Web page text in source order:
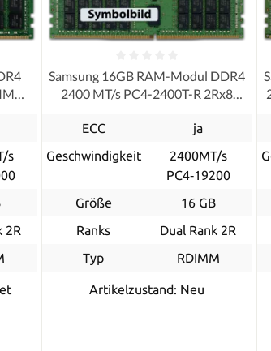
s
2R
Samsung 16GB RAM-Modul DDR4
2400 MT/s PC4-2400T-R 2Rx8
ECC
ja
Geschwindigkeit
2400MT/s
PC4‑19200
Größe
16 GB
Ranks
Dual Rank 2R
Typ
RDIMM
Artikelzustand: Neu